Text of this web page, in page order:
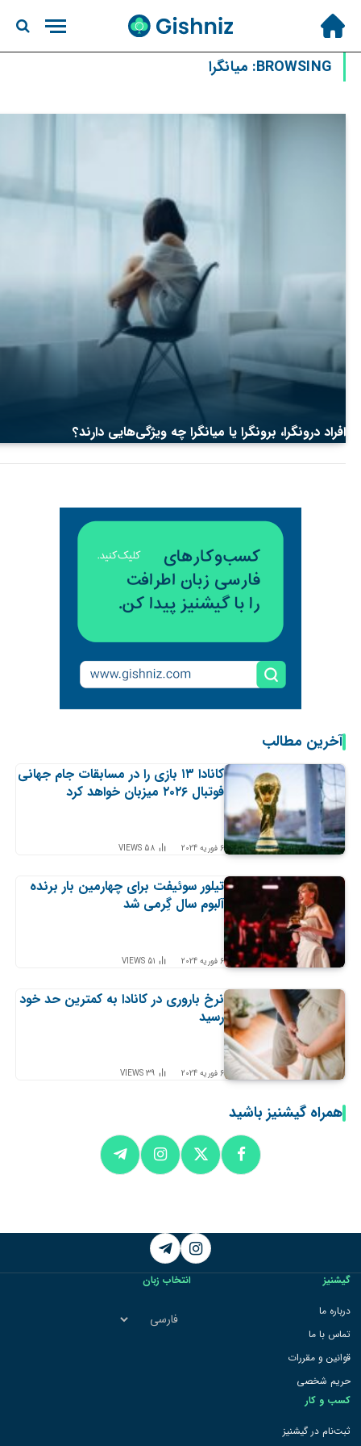
BROWSING: میانگرا
افراد درونگرا، برونگرا یا میانگرا چه ویژگی‌هایی دارند؟
آخرین مطالب
کانادا ۱۳ بازی را در مسابقات جام جهانی
فوتبال ۲۰۲۶ میزبان خواهد کرد
6 فوریه 2024 58
VIEWS
تیلور سوئیفت برای چهارمین بار برنده
آلبوم سال گِرمی شد
6 فوریه 2024 51
VIEWS
نرخ باروری در کانادا به کمترین حد خود
رسید
6 فوریه 2024 39
VIEWS
همراه گیشنیز باشید
Instagram
Telegram
گیشنیز
درباره ما
تماس با ما
قوانین و مقررات
حریم شخصی
کسب و کار
ثبت‌نام در گیشنیز
انتخاب زبان
انتخاب
زبان